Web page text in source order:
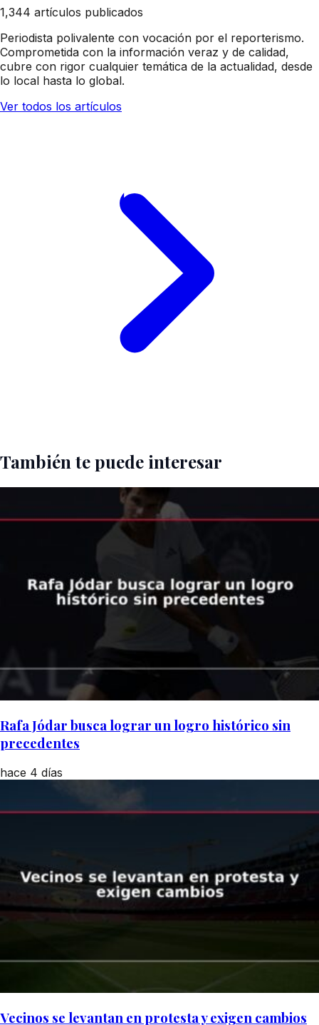
1,344 artículos publicados
Periodista polivalente con vocación por el reporterismo.
Comprometida con la información veraz y de calidad,
cubre con rigor cualquier temática de la actualidad, desde
lo local hasta lo global.
Ver todos los artículos
También te puede interesar
Rafa Jódar busca lograr un logro histórico sin
precedentes
hace 4 días
Vecinos se levantan en protesta y exigen cambios